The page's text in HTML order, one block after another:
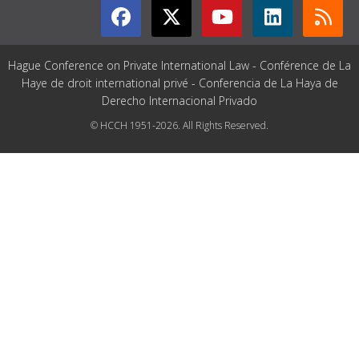
Hague Conference on Private International Law - Conférence de La
Haye de droit international privé - Conferencia de La Haya de
Derecho Internacional Privado
© HCCH 1951-2026. All Rights Reserved.